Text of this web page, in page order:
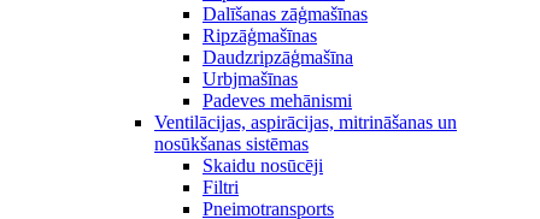
Dalīšanas zāģmašīnas
Ripzāģmašīnas
Daudzripzāģmašīna
Urbjmašīnas
Padeves mehānismi
Ventilācijas, aspirācijas, mitrināšanas un
nosūkšanas sistēmas
Skaidu nosūcēji
Filtri
Pneimotransports